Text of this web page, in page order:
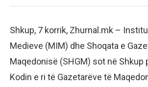
Shkup, 7 korrik, Zhurnal.mk –
Medieve (MIM) dhe Shoqata e
Maqedonisë (SHGM) sot në Shkup
Kodin e ri të Gazetarëve të